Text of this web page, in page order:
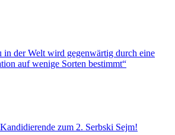
in der Welt wird gegenwärtig durch eine
auf wenige Sorten bestimmt“
zum 2. Serbski Sejm!